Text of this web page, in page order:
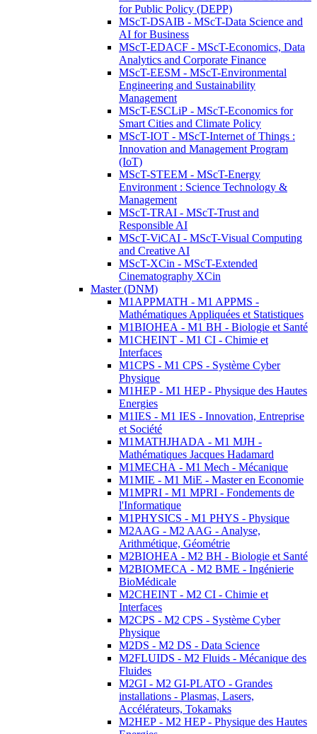
for Public Policy (DEPP)
MScT-DSAIB - MScT-Data Science and
AI for Business
MScT-EDACF - MScT-Economics, Data
Analytics and Corporate Finance
MScT-EESM - MScT-Environmental
Engineering and Sustainability
Management
MScT-ESCLiP - MScT-Economics for
Smart Cities and Climate Policy
MScT-IOT - MScT-Internet of Things :
Innovation and Management Program
(IoT)
MScT-STEEM - MScT-Energy
Environment : Science Technology &
Management
MScT-TRAI - MScT-Trust and
Responsible AI
MScT-ViCAI - MScT-Visual Computing
and Creative AI
MScT-XCin - MScT-Extended
Cinematography XCin
Master (DNM)
M1APPMATH - M1 APPMS -
Mathématiques Appliquées et Statistiques
M1BIOHEA - M1 BH - Biologie et Santé
M1CHEINT - M1 CI - Chimie et
Interfaces
M1CPS - M1 CPS - Système Cyber
Physique
M1HEP - M1 HEP - Physique des Hautes
Energies
M1IES - M1 IES - Innovation, Entreprise
et Société
M1MATHJHADA - M1 MJH -
Mathématiques Jacques Hadamard
M1MECHA - M1 Mech - Mécanique
M1MIE - M1 MiE - Master en Economie
M1MPRI - M1 MPRI - Fondements de
l'Informatique
M1PHYSICS - M1 PHYS - Physique
M2AAG - M2 AAG - Analyse,
Arithmétique, Géométrie
M2BIOHEA - M2 BH - Biologie et Santé
M2BIOMECA - M2 BME - Ingénierie
BioMédicale
M2CHEINT - M2 CI - Chimie et
Interfaces
M2CPS - M2 CPS - Système Cyber
Physique
M2DS - M2 DS - Data Science
M2FLUIDS - M2 Fluids - Mécanique des
Fluides
M2GI - M2 GI-PLATO - Grandes
installations - Plasmas, Lasers,
Accélérateurs, Tokamaks
M2HEP - M2 HEP - Physique des Hautes